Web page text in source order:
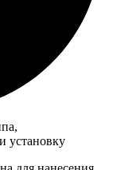
установку